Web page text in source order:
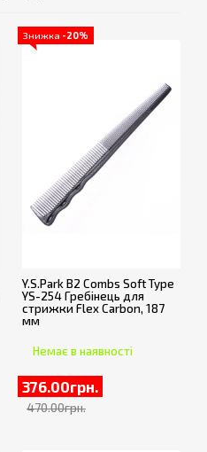
Знижка -20%
Y.S.Park B2 Combs Soft Type
YS-254 Гребінець для
стрижки Flex Carbon, 187
мм
Немає в наявності
376.00грн.
470.00грн.